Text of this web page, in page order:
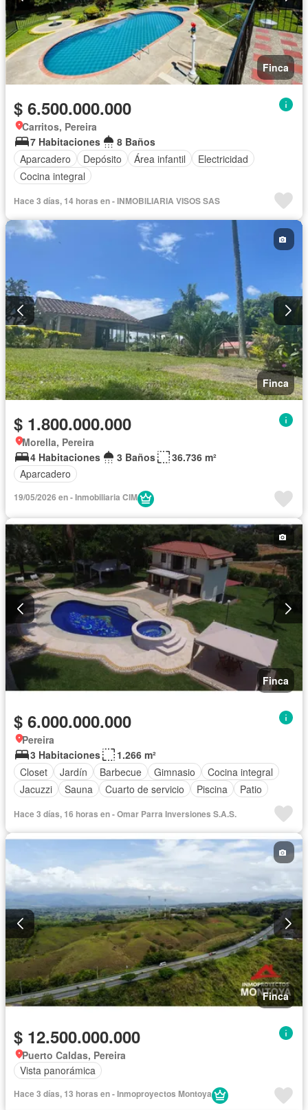
Finca
$ 6.500.000.000
Carritos, Pereira
7 Habitaciones
8 Baños
Aparcadero
Depósito Área infantil
Electricidad
Cocina integral
Hace 3 días, 14 horas en - INMOBILIARIA VISOS SAS
Finca
$ 1.800.000.000
Morella, Pereira
4 Habitaciones
3 Baños
36.736 m²
Aparcadero
19/05/2026 en - Inmobiliaria CIM
Finca
$ 6.000.000.000
Pereira
3 Habitaciones
1.266 m²
Closet
Jardín Barbecue Gimnasio
Cocina integral
Jacuzzi
Sauna Cuarto de servicio Piscina Patio
Hace 3 días, 16 horas en - Omar Parra Inversiones S.A.S.
Finca
$ 12.500.000.000
Puerto Caldas, Pereira
Vista panorámica
Hace 3 días, 13 horas en - Inmoproyectos Montoya